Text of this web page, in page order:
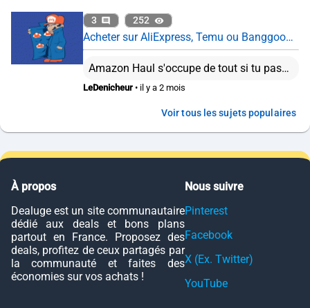
3 252
Acheter sur AliExpress, Temu ou Banggood : encore intéressant en 2026 ?
Amazon Haul s'occupe de tout si tu passes par le vendeur Haul Global qui n'est autre que Amazon. Tu payes en gros comme un forfait de frais de douanes, si finalement c'est plus, on ne te facturera pas plus. Depuis le 1er mars 2026, tu as une taxe “petits colis” de 2€ pour les colis de moins 150€ en plus de la TVA à l'importation. Bref, à part si l'article n'est vraiment pas dispo dans les boutiques classiques, mieux vaut peut être passé son tour ...
LeDenicheur • il y a 2 mois
Voir tous les sujets populaires
À propos
Dealuge est un site communautaire
dédié aux deals et bons plans
partout en France. Proposez des
deals, profitez de ceux partagés par
la communauté et faites des
économies sur vos achats !
Nous suivre
Pinterest
Facebook
X (Ex. Twitter)
YouTube